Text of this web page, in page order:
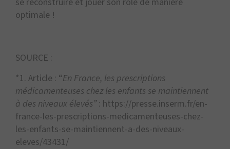
optimale !
SOURCE :
*1. Article : “En France, les prescriptions
médicamenteuses chez les enfants se maintiennent
à des niveaux élevés”: https://presse.inserm.fr/en-
france-les-prescriptions-medicamenteuses-chez-
les-enfants-se-maintiennent-a-des-niveaux-
eleves/43431/